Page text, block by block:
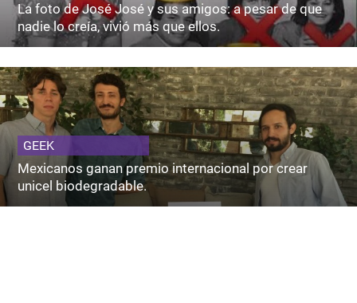
La foto de José José y sus amigos: a pesar de que
nadie lo creía, vivió más que ellos.
GEEK
Mexicanos ganan premio internacional por crear
unicel biodegradable.